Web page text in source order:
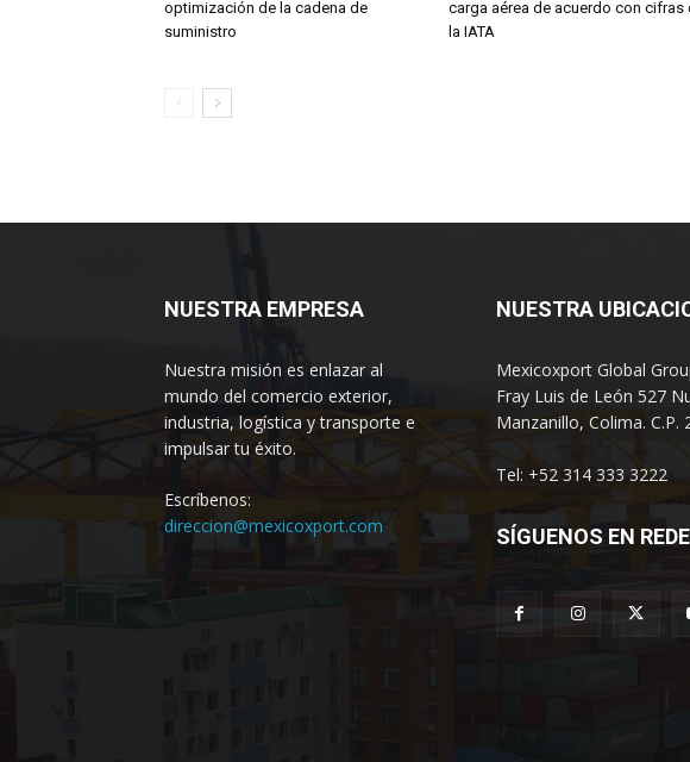
optimización de la cadena de
suministro
carga aérea de acuerdo con cifras
la IATA
NUESTRA EMPRESA
Nuestra misión es enlazar al
mundo del comercio exterior,
industria, logística y transporte e
impulsar tu éxito.
Escríbenos:
direccion@mexicoxport.com
NUESTRA
Mexicoxport Global
Fray Luis de León 527
Manzanillo, Colima. C.P.
Tel: +52 314 333 3222
SÍGUENOS EN